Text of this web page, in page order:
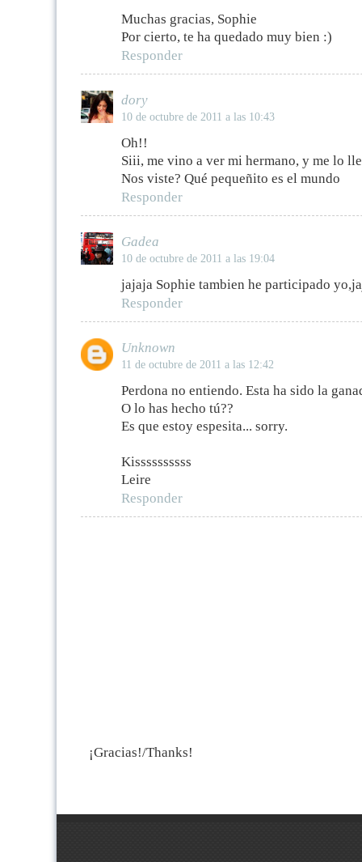
Muchas gracias, Sophie
Por cierto, te ha quedado muy bien :)
Responder
dory
10 de octubre de 2011 a las 10:43
Oh!!
Siii, me vino a ver mi hermano, y me lo
Nos viste? Qué pequeñito es el mundo
Responder
Gadea
10 de octubre de 2011 a las 19:04
jajaja Sophie tambien he participado
Responder
Unknown
11 de octubre de 2011 a las 12:42
Perdona no entiendo. Esta ha sido la
O lo has hecho tú??
Es que estoy espesita... sorry.
Kissssssssss
Leire
Responder
¡Gracias!/Thanks!